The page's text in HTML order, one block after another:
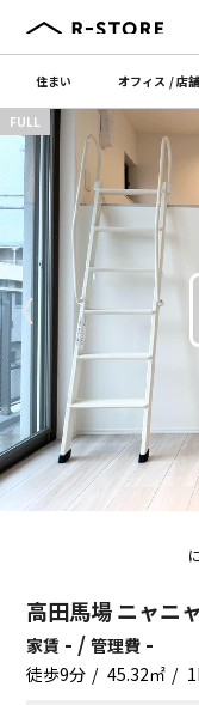
住まい オフィス /店舗
〈
FULL
高田馬場 ニャニ
家賃 - /管理費 -
徒歩9分 45.32㎡